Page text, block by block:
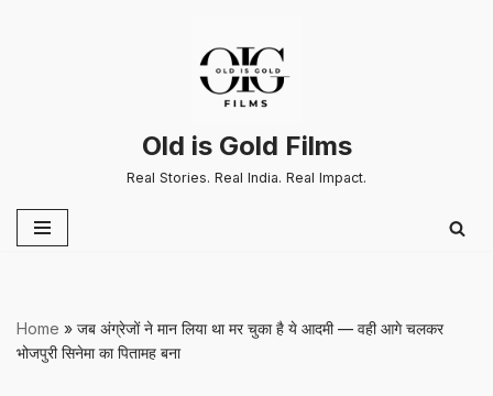
Old is Gold Films
Real Stories. Real India. Real Impact.
Home » जब अंग्रेजों ने मान लिया था मर चुका है ये आदमी — वही आगे चलकर
भोजपुरी सिनेमा का पितामह बना